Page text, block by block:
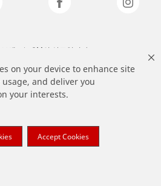
on your device to enhance site
and deliver you
your interests.
Accept Cookies
랜드는 3M의 상표입니다.